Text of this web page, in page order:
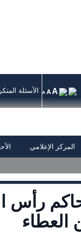
الأسئلة A AA
المركز الإعلامي
العطاء